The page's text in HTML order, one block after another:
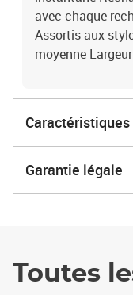
avec chaque
Assortis aux
moyenne
Caractéristiques
Garantie légale
Toutes